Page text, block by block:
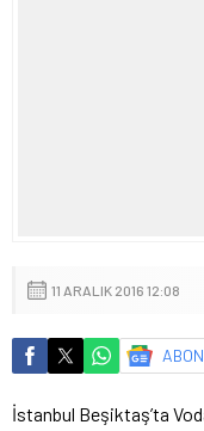
11 ARALIK 2016 12:08
İstanbul Beşiktaş’ta